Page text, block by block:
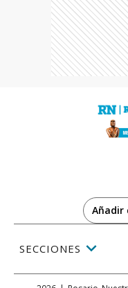
Añadir
SECCIONES